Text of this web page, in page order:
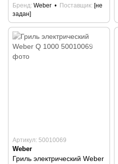
Бренд Weber Поставщик [не
задан]
Артикул: 50010069
Weber
Гриль электрический Weber